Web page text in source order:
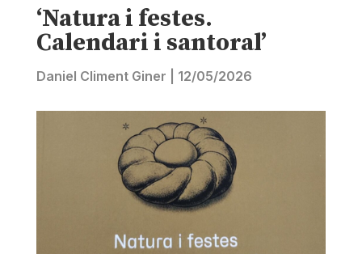
‘Natura i festes.
Calendari i santoral’
Daniel Climent Giner 12/05/2026